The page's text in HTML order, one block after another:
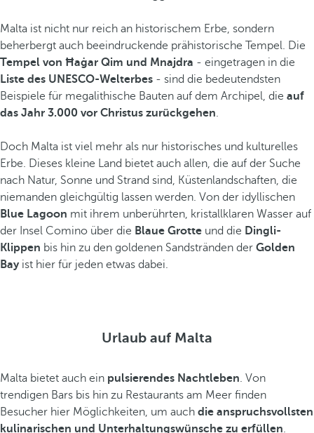
Malta ist nicht nur reich an historischem Erbe, sondern
beherbergt auch beeindruckende prähistorische Tempel. Die
Tempel von Ħaġar Qim und Mnajdra - eingetragen in die
Liste des UNESCO-Welterbes - sind die bedeutendsten
Beispiele für megalithische Bauten auf dem Archipel, die auf
das Jahr 3.000 vor Christus zurückgehen.
Doch Malta ist viel mehr als nur historisches und kulturelles
Erbe. Dieses kleine Land bietet auch allen, die auf der Suche
nach Natur, Sonne und Strand sind, Küstenlandschaften, die
niemanden gleichgültig lassen werden. Von der idyllischen
Blue Lagoon mit ihrem unberührten, kristallklaren Wasser auf
der Insel Comino über die Blaue Grotte und die Dingli-
Klippen bis hin zu den goldenen Sandstränden der Golden
Bayist hier für jeden etwas dabei.
Urlaub auf Malta
Malta bietet auch ein pulsierendes Nachtleben. Von
trendigen Bars bis hin zu Restaurants am Meer finden
Besucher hier Möglichkeiten, um auch die anspruchsvollsten
kulinarischen und Unterhaltungswünsche zu erfüllen.